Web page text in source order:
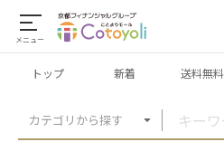
メニュー
カテゴリから探す
トップ 新着 送料無料